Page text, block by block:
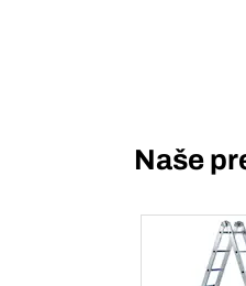
Naše